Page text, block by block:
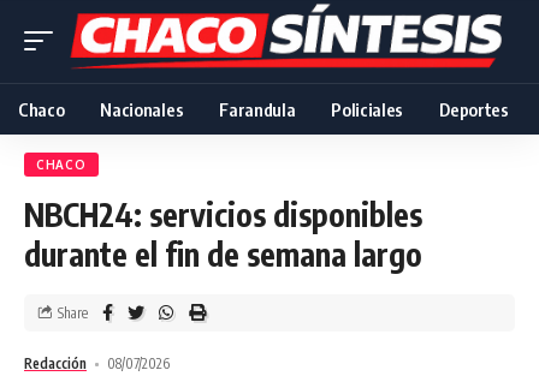
Chaco Nacionales Farandula Policiales Deportes
CHACO
NBCH24: servicios disponibles
durante el fin de semana largo
Redacción 08/07/2026
Share